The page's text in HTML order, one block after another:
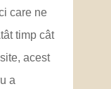
care ne
timp cât
acest
a